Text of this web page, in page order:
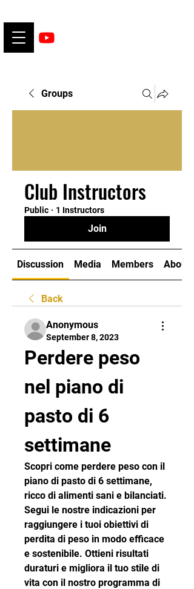
Groups
Club Instructors
Public · 1 Instructors
Join
Discussion Media Members About
Back
Anonymous
September 8, 2023
Perdere peso
nel piano di
pasto di 6
settimane
Scopri come perdere peso con il
piano di pasto di 6 settimane,
ricco di alimenti sani e bilanciati.
Segui le nostre indicazioni per
raggiungere i tuoi obiettivi di
perdita di peso in modo efficace
e sostenibile. Ottieni risultati
duraturi e migliora il tuo stile di
vita con il nostro programma di